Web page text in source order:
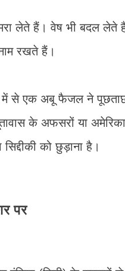
लेते हैं। वेष भी बदल लेते
रखते हैं।
में से एक अबू फैजल ने
के अफसरों या
को छुड़ाना है।
पर